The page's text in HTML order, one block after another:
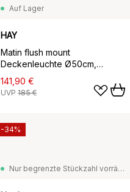
Auf Lager
HAY
Matin flush mount
Deckenleuchte Ø50cm,
Lavender shade
141,90 €
UVP 185 €
Nur begrenzte Stückzahl vorrätig
-34%